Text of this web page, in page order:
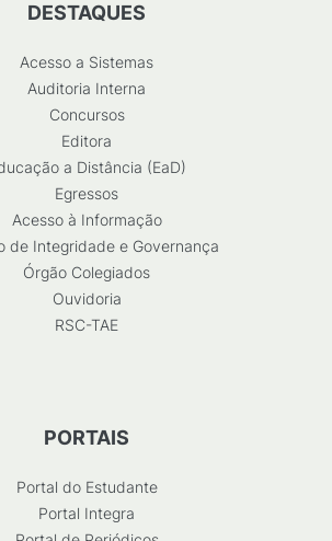
DESTAQUES
Acesso a Sistemas
Auditoria Interna
Concursos
Editora
a Distância (EaD)
Egressos
Acesso à Informação
de Integridade e Governança
Órgão Colegiados
Ouvidoria
RSC-TAE
PORTAIS
Portal do Estudante
Portal Integra